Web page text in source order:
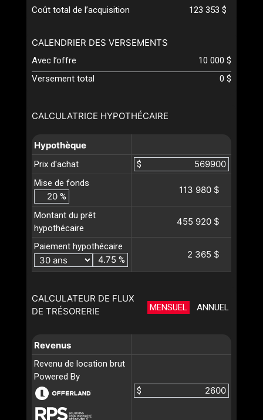
CALCULATRICE HYPOTHÉCAIRE
Hypothèque
Prix d'achat
$
Mise de fonds
%
113 980 $
Montant du prêt
hypothécaire
455 920 $
Paiement hypothécaire
%
2 365 $
CALCULATEUR DE FLUX
DE TRÉSORERIE
MENSUEL ANNUEL
Revenus
Revenu de location brut
Powered By
$
Coût total de l’acquisition 123 353 $
CALENDRIER DES VERSEMENTS
Avec l’offre
10 000 $
Versement total
0 $